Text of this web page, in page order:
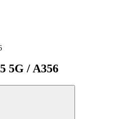
5G / A356